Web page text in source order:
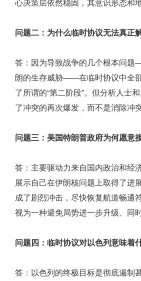
问题二：为什么临时协议无法真正
答：因为导致战争的几个根本问
朗的生存威胁——在临时协议中全
了所谓的“第二阶段”。但分析人士
了冲突的再次爆发，而不是消除冲
问题三：美国特朗普政府为何愿意
答：主要驱动力来自国内政治和经
展示自己在伊朗核问题上取得了进
成了剧烈冲击，尽快恢复航道畅通
视为一种避免局势进一步升级、同
问题四：临时协议对以色列意味着
答：以色列的终极目标是彻底遏制